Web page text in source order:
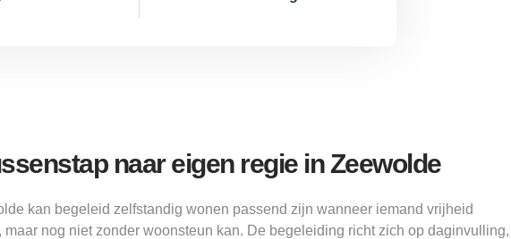
naar eigen regie in Zeewolde
kan begeleid zelfstandig wonen passend zijn wanneer iemand vrijheid
maar nog niet zonder woonsteun kan. De begeleiding richt zich op daginvulling,